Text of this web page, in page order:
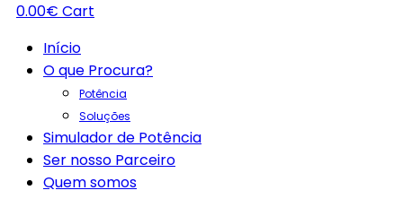
0.00€ Cart
Início
O que Procura?
Potência
Soluções
Simulador de Potência
Ser nosso Parceiro
Quem somos